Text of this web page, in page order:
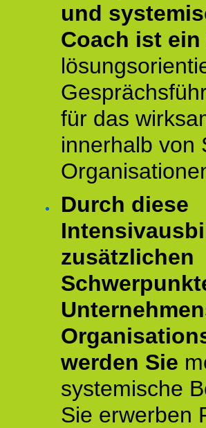
und
Coach ist
für das
innerhalb von
Durch diese
zusätzlichen
werden Sie
systemische
Sie erwerben